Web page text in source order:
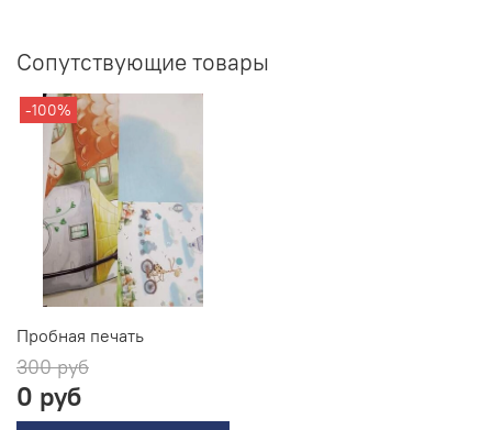
Сопутствующие товары
-100%
Пробная печать
300 руб
0 руб